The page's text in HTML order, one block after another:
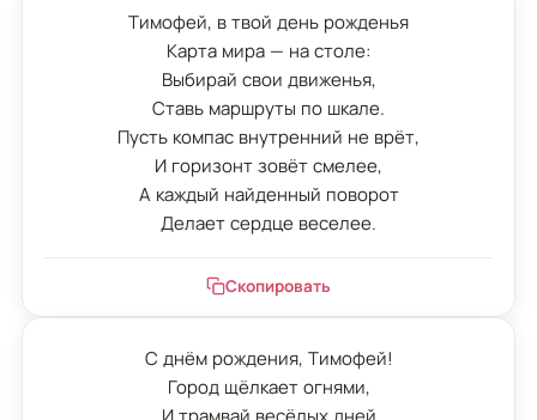
Тимофей, в твой день рожденья
Карта мира — на столе:
Выбирай свои движенья,
Ставь маршруты по шкале.
Пусть компас внутренний не врёт,
И горизонт зовёт смелее,
А каждый найденный поворот
Делает сердце веселее.
Скопировать
С днём рождения, Тимофей!
Город щёлкает огнями,